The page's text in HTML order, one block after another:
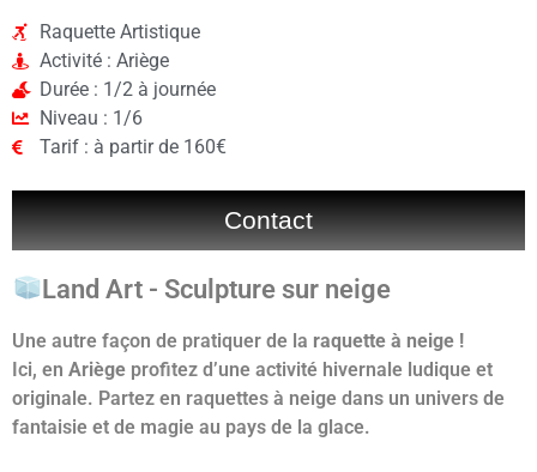
Raquette Artistique
Activité : Ariège
Durée : 1/2 à journée
Niveau : 1/6
Tarif : à partir de 160€
Contact
Land Art - Sculpture sur neige
Une autre façon de pratiquer de la raquette à neige !
Ici, en Ariège profitez d’une activité hivernale ludique et
originale. Partez en raquettes à neige dans un univers de
fantaisie et de magie au pays de la glace.